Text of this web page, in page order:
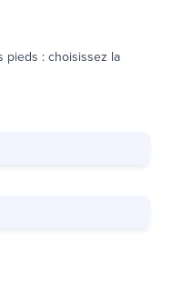
pieds : choisissez la